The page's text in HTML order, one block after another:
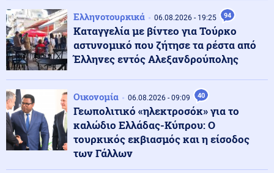
Η Ρωσία ετοιμάζει χτύπημα στο ΝΑΤΟ; - Ο Πούτιν
εκμεταλλεύεται τα άδεια οπλοστάσια των ΗΠΑ
Κόσμος 07.08.2026 - 08:15
Ισχυρός σεισμός μεγέθους 5,8 Ρίχτερ στις Φιλιππίνες
Οικονομία 07.08.2026 - 08:06
Τιμολόγια ρεύματος: Νέα ανοδική τάση λόγω της
αύξησης στη χονδρεμπορική αγορά
Ελληνοτουρκικά 06.08.2026 - 19:25 94
Καταγγελία με βίντεο για Τούρκο
αστυνομικό που ζήτησε τα ρέστα από
Έλληνες εντός Αλεξανδρούπολης
Οικονομία 06.08.2026 - 09:09 40
Γεωπολιτικό «ηλεκτροσόκ» για το
καλώδιο Ελλάδας-Κύπρου: Ο
τουρκικός εκβιασμός και η είσοδος
των Γάλλων